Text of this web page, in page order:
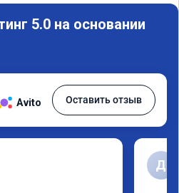
5.0 на основании
Avito Оставить отзыв
Д